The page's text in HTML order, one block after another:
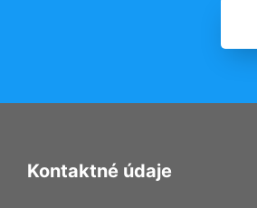
Kontaktné údaje